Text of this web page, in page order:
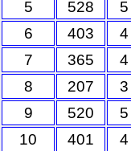
5
528 5
6
403 4
7
365 4
8
207 3
9
520 5
10
401 4